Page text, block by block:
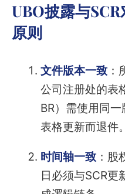
UBO披露与
原则
文件版本一致：
公司注册处的表
BR）需使用同
表格更新而退件。
时间轴一致：股
日必须与SCR更